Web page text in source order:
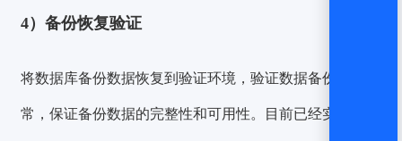
4）备份恢复验证
将数据库备份数据恢复到验证环境，验证数据备份是否正
常，保证备份数据的完整性和可用性。目前已经实现多个